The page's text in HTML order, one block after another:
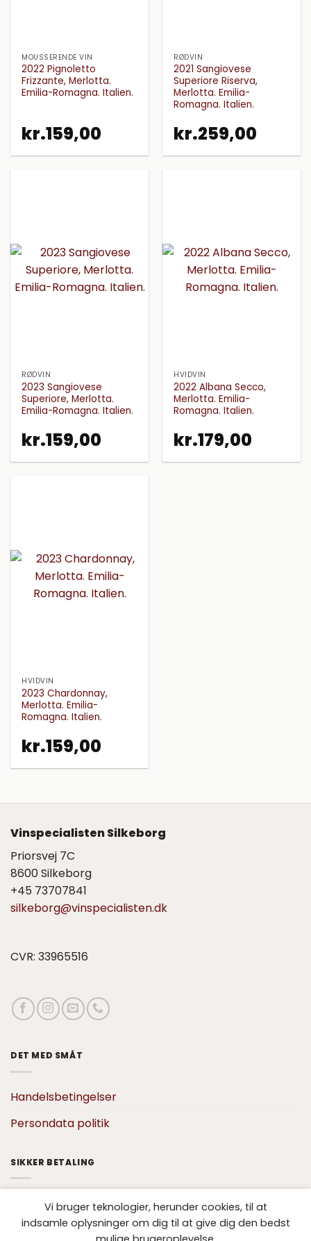
MOUSSERENDE VIN
2022 Pignoletto
Frizzante, Merlotta.
Emilia-Romagna. Italien.
kr.159,00
RØDVIN
2021 Sangiovese
Superiore Riserva,
Merlotta. Emilia-
Romagna. Italien.
kr.259,00
RØDVIN
2023 Sangiovese
Superiore, Merlotta.
Emilia-Romagna. Italien.
kr.159,00
HVIDVIN
2022 Albana Secco,
Merlotta. Emilia-
Romagna. Italien.
kr.179,00
HVIDVIN
2023 Chardonnay,
Merlotta. Emilia-
Romagna. Italien.
kr.159,00
Vinspecialisten Silkeborg
Priorsvej 7C
8600 Silkeborg
+45 73707841
silkeborg@vinspecialisten.dk
CVR: 33965516
DET MED SMÅT
Handelsbetingelser
Persondata politik
SIKKER BETALING
Vi bruger teknologier, herunder cookies, til at
indsamle oplysninger om dig til at give dig den bedst